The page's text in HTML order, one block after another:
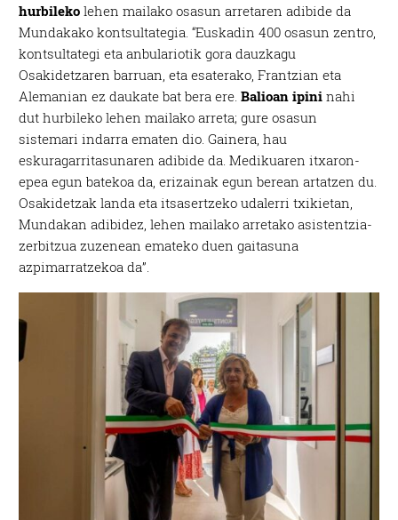
hurbileko lehen mailako osasun arretaren adibide da
Mundakako kontsultategia. “Euskadin 400 osasun zentro,
kontsultategi eta anbulariotik gora dauzkagu
Osakidetzaren barruan, eta esaterako, Frantzian eta
Alemanian ez daukate bat bera ere.Balioan ipini nahi
dut hurbileko lehen mailako arreta; gure osasun
sistemari indarra ematen dio. Gainera, hau
eskuragarritasunaren adibide da. Medikuaren itxaron-
epea egun batekoa da, erizainak egun berean artatzen du.
Osakidetzak landa eta itsasertzeko udalerri txikietan,
Mundakan adibidez, lehen mailako arretako asistentzia-
zerbitzua zuzenean emateko duen gaitasuna
azpimarratzekoa da”.